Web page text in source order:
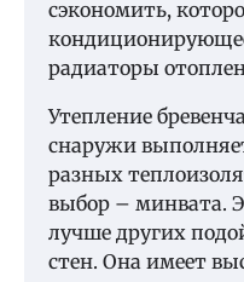
сэкономить,
радиаторы
Утепление
снаружи
разных
выбор – минвата.
лучше других
стен. Она имеет